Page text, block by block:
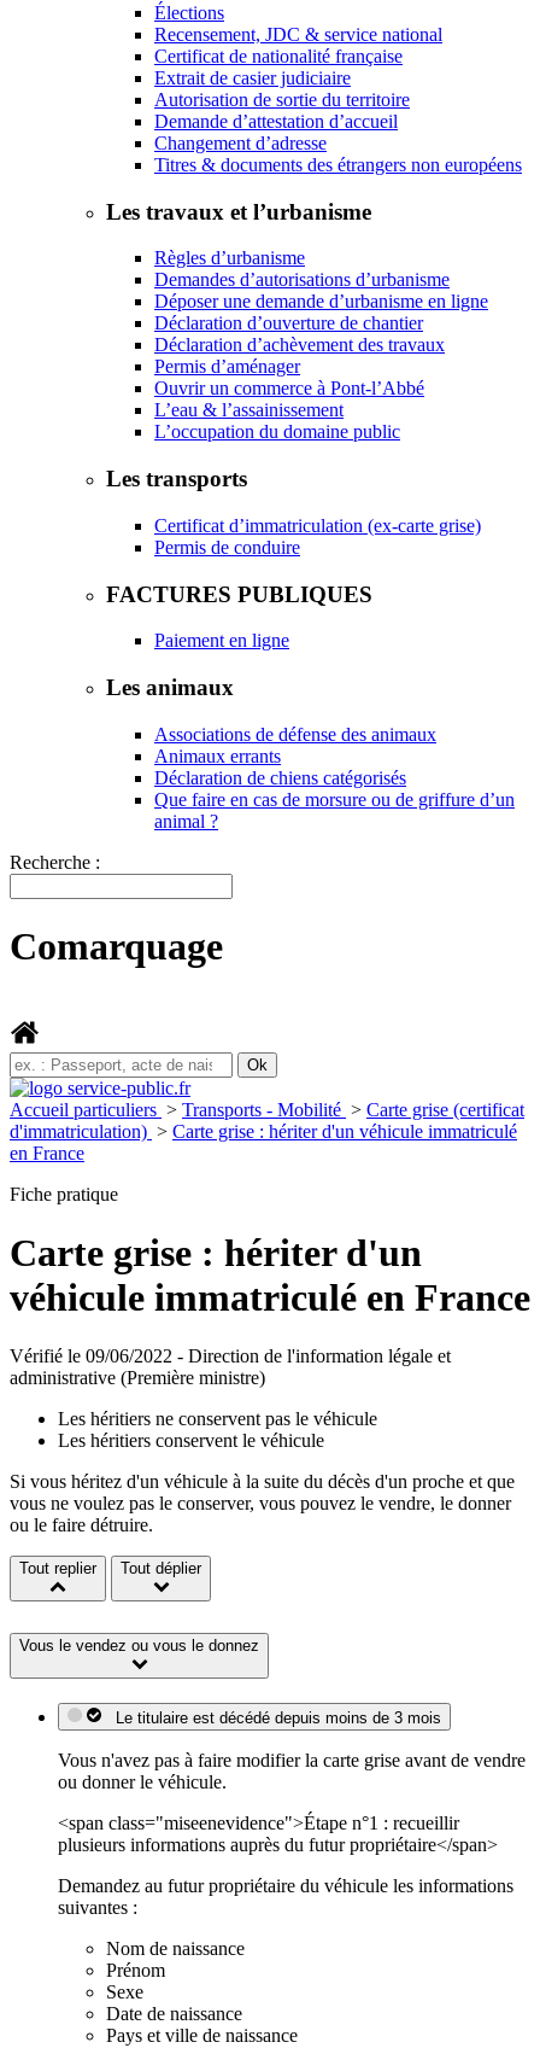
Élections
Recensement, JDC & service national
Certificat de nationalité française
Extrait de casier judiciaire
Autorisation de sortie du territoire
Demande d’attestation d’accueil
Changement d’adresse
Titres & documents des étrangers non européens
Les travaux et l’urbanisme
Règles d’urbanisme
Demandes d’autorisations d’urbanisme
Déposer une demande d’urbanisme en ligne
Déclaration d’ouverture de chantier
Déclaration d’achèvement des travaux
Permis d’aménager
Ouvrir un commerce à Pont-l’Abbé
L’eau & l’assainissement
L’occupation du domaine public
Les transports
Certificat d’immatriculation (ex-carte grise)
Permis de conduire
FACTURES PUBLIQUES
Paiement en ligne
Les animaux
Associations de défense des animaux
Animaux errants
Déclaration de chiens catégorisés
Que faire en cas de morsure ou de griffure d’un
animal ?
Recherche :
Comarquage
Accueil particuliers > Transports - Mobilité > Carte grise (certificat
d'immatriculation) > Carte grise : hériter d'un véhicule immatriculé
en France
Fiche pratique
Carte grise : hériter d'un
véhicule immatriculé en France
Vérifié le 09/06/2022 - Direction de l'information légale et
administrative (Première ministre)
Les héritiers ne conservent pas le véhicule
Les héritiers conservent le véhicule
Si vous héritez d'un véhicule à la suite du décès d'un proche et que
vous ne voulez pas le conserver, vous pouvez le vendre, le donner
ou le faire détruire.
Tout replier Tout déplier
Vous le vendez ou vous le donnez
Le titulaire est décédé depuis moins de 3 mois
Vous n'avez pas à faire modifier la carte grise avant de vendre
ou donner le véhicule.
<span class="miseenevidence">Étape n°1 : recueillir
plusieurs informations auprès du futur propriétaire</span>
Demandez au futur propriétaire du véhicule les informations
suivantes :
Nom de naissance
Prénom
Sexe
Date de naissance
Pays et ville de naissance